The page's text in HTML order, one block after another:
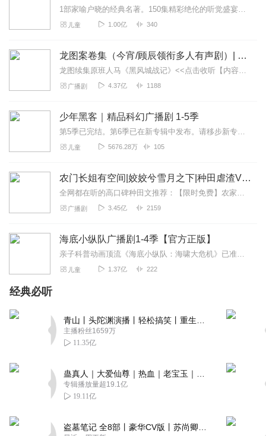
2020-07-19
不开心的时候听到这个声音遍治愈了，男神，你怎么可以这
水之诺
布大完美仙音，永远那样令人陶醉！
1部家喻户晓的经典名著。150集精彩绝伦的听觉盛宴。听名著，和听故事一样精彩！一起聆听耳朵里的三国故事，感悟中华经典！
儿童 1.00亿 340
龙图案卷集（今宵/顾辰领衔多人有声剧）| 探案
龙图续集原班人马《黑风城战记》<<点击收听【内容简介】《龙图案卷集》是由耳雅根据古典名著《三侠五义》（又叫七五）改编所写的网络小说，主要讲述的是鼠（白玉堂）...
广播剧 4.37亿 1188
少年黑客｜精品科幻广播剧 1-5季
第5季已完结。第6季已在新专辑中发布。请移步新专辑：《少年黑客第6季——量子行动与差分机的网军灭绝计划》第5季的故事我们讲到核潜艇在大爆炸之后不见踪影，GMK也...
儿童 5676.28万 105
农门长姐有空间|姣姣兮雪月之下|种田虐渣VIP免费
全网都在听的高口碑种田文推荐：【限时免费】农家小福女|姣姣兮郁雨竹|全网最快寒门大俗人|姣姣兮杜骁|萌宝女强古言爽文魏晋干饭人未删减全网最快|农家小福...
广播剧 3.45亿 2159
海底小纵队广播剧1-4季【官方正版】
亲子科普动画顶流《海底小纵队：海啸大危机》已准备就绪，邀您开启全家总动员！5月1日，电影院见！上新推荐戳《海底小纵队第九季》，抢先收听第九季全新故事！《海底小...
儿童 1.37亿 222
经典必听
主播粉丝1659万
11.35亿
专辑播放量超19.1亿
19.11亿